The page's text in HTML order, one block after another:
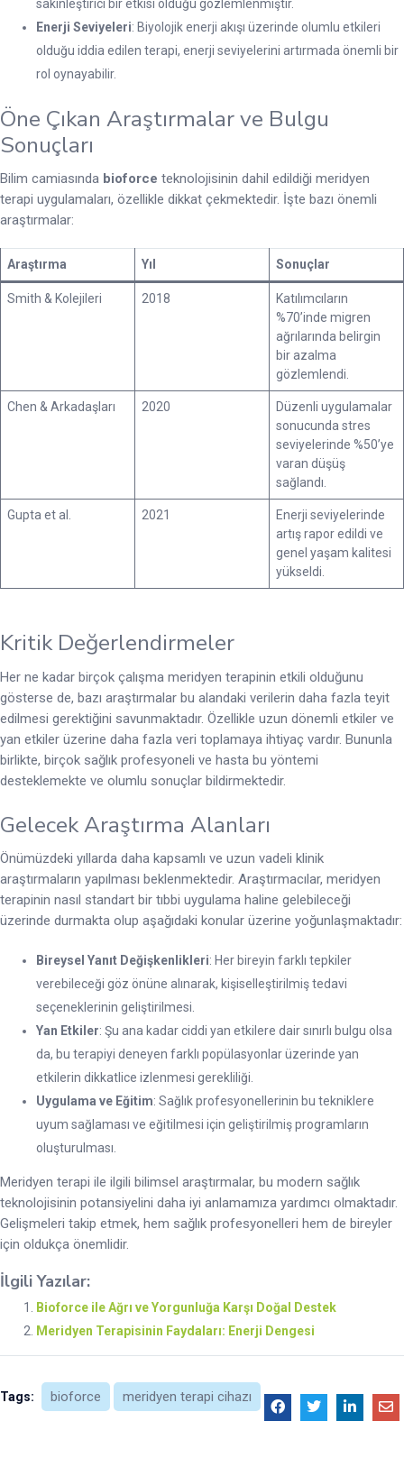
sakinleştirici bir etkisi olduğu gözlemlenmiştir.
Enerji Seviyeleri: Biyolojik enerji akışı üzerinde olumlu etkileri
olduğu iddia edilen terapi, enerji seviyelerini artırmada önemli bir
rol oynayabilir.
Öne Çıkan Araştırmalar ve Bulgu
Sonuçları
Bilim camiasında bioforce teknolojisinin dahil edildiği meridyen
terapi uygulamaları, özellikle dikkat çekmektedir. İşte bazı önemli
araştırmalar:
Araştırma Yıl Sonuçlar
Smith & Kolejileri 2018
Katılımcıların
%70’inde migren
ağrılarında belirgin
bir azalma
gözlemlendi.
Chen & Arkadaşları 2020
Düzenli uygulamalar
sonucunda stres
seviyelerinde %50’ye
varan düşüş
sağlandı.
Gupta et al. 2021
Enerji seviyelerinde
artış rapor edildi ve
genel yaşam kalitesi
yükseldi.
Kritik Değerlendirmeler
Her ne kadar birçok çalışma meridyen terapinin etkili olduğunu
gösterse de, bazı araştırmalar bu alandaki verilerin daha fazla teyit
edilmesi gerektiğini savunmaktadır. Özellikle uzun dönemli etkiler ve
yan etkiler üzerine daha fazla veri toplamaya ihtiyaç vardır. Bununla
birlikte, birçok sağlık profesyoneli ve hasta bu yöntemi
desteklemekte ve olumlu sonuçlar bildirmektedir.
Gelecek Araştırma Alanları
Önümüzdeki yıllarda daha kapsamlı ve uzun vadeli klinik
araştırmaların yapılması beklenmektedir. Araştırmacılar, meridyen
terapinin nasıl standart bir tıbbi uygulama haline gelebileceği
üzerinde durmakta olup aşağıdaki konular üzerine yoğunlaşmaktadır:
Bireysel Yanıt Değişkenlikleri: Her bireyin farklı tepkiler
verebileceği göz önüne alınarak, kişiselleştirilmiş tedavi
seçeneklerinin geliştirilmesi.
Yan Etkiler: Şu ana kadar ciddi yan etkilere dair sınırlı bulgu olsa
da, bu terapiyi deneyen farklı popülasyonlar üzerinde yan
etkilerin dikkatlice izlenmesi gerekliliği.
Uygulama ve Eğitim: Sağlık profesyonellerinin bu tekniklere
uyum sağlaması ve eğitilmesi için geliştirilmiş programların
oluşturulması.
Meridyen terapi ile ilgili bilimsel araştırmalar, bu modern sağlık
teknolojisinin potansiyelini daha iyi anlamamıza yardımcı olmaktadır.
Gelişmeleri takip etmek, hem sağlık profesyonelleri hem de bireyler
için oldukça önemlidir.
İlgili Yazılar:
Bioforce ile Ağrı ve Yorgunluğa Karşı Doğal Destek
Meridyen Terapisinin Faydaları: Enerji Dengesi
Tags: bioforce meridyen terapi cihazı